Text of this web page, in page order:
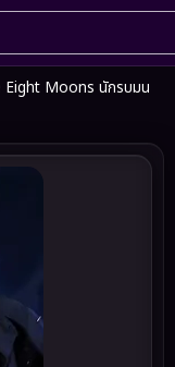
Moons นักรบมน